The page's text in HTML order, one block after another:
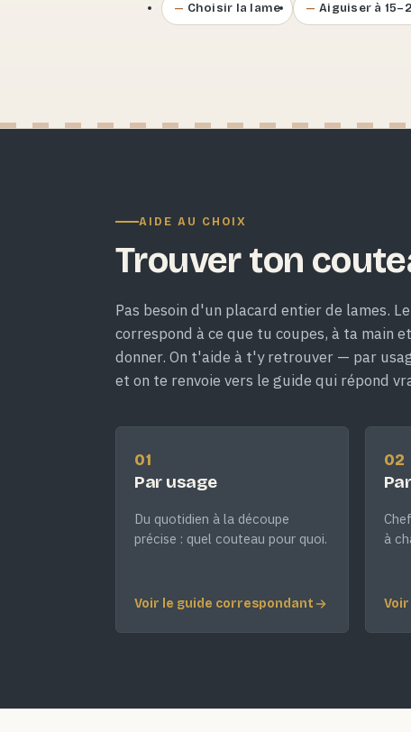
Choisir la lame Aiguiser à
AIDE AU CHOIX
Trouver ton
Pas besoin d'un placard entier de lames.
correspond à ce que tu coupes, à ta main
donner. On t'aide à t'y retrouver — par
et on te renvoie vers le guide qui répond
01
Par usage
Du quotidien à la découpe
précise : quel couteau pour quoi.
Voir le guide correspondant
02
à